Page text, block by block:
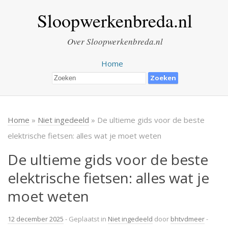
Sloopwerkenbreda.nl
Over Sloopwerkenbreda.nl
Home
Home » Niet ingedeeld » De ultieme gids voor de beste
elektrische fietsen: alles wat je moet weten
De ultieme gids voor de beste
elektrische fietsen: alles wat je
moet weten
12 december 2025 - Geplaatst in Niet ingedeeld door bhtvdmeer-